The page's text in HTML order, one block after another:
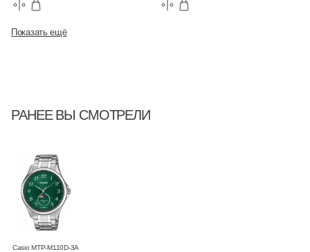
Показать ещё
РАНЕЕ ВЫ СМОТРЕЛИ
Casio MTP-M110D-3A